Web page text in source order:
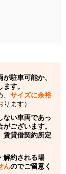
駐車可能か、
す。
サイズに余裕
ます）
ない車両であっ
ございます。
賃貸借契約所定
解約される場
んのでご留意く